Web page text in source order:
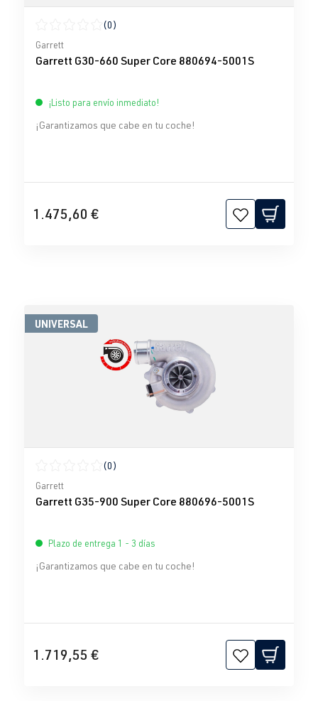
Calificación promedio de 0 de 5 estrellas
(0)
Garrett
Garrett G30-660 Super Core 880694-5001S
¡Listo para envío inmediato!
¡Garantizamos que cabe en tu coche!
1.475,60 €
UNIVERSAL
Calificación promedio de 0 de 5 estrellas
(0)
Garrett
Garrett G35-900 Super Core 880696-5001S
Plazo de entrega 1 - 3 días
¡Garantizamos que cabe en tu coche!
1.719,55 €